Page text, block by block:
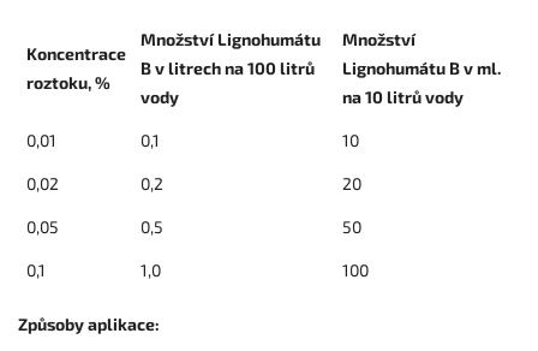
Koncentrace
roztoku, %
Množství Lignohumátu
B v litrech na 100 litrů
vody
Množství
Lignohumátu B v ml.
na 10 litrů vody
0,01 0,1 10
0,02 0,2 20
0,05 0,5 50
0,1 1,0 100
Způsoby aplikace: